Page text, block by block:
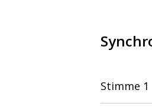
Stimme 1